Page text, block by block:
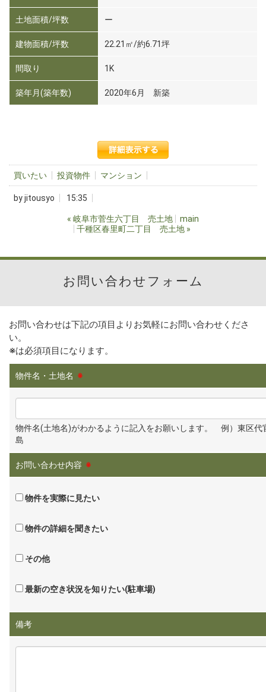
土地面積/坪数 ー
建物面積/坪数 22.21㎡/約6.71坪
間取り 1K
築年月(築年数) 2020年6月 新築
買いたい 投資物件 マンション
byjitousyo 15:35
« 岐阜市菅生六丁目 売土地
main
千種区春里町二丁目 売土地»
お問い合わせフォーム
お問い合わせは下記の項目よりお気軽にお問い合わせくださ
い。
※は必須項目になります。
物件名・土地名 ※
物件名(土地名)がわかるように記入をお願いします。 例）東区代
島
お問い合わせ内容 ※
物件を実際に見たい
物件の詳細を聞きたい
その他
最新の空き状況を知りたい(駐車場)
備考